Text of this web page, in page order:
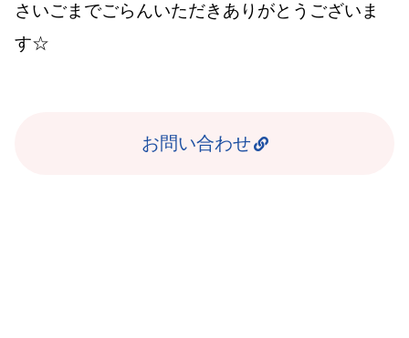
さいごまでごらんいただきありがとうございま
す☆
お問い合わせ